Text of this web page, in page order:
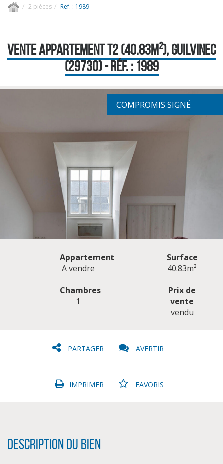
2 pièces Ref. : 1989
VENTE APPARTEMENT T2 (40.83M²), GUILVINEC
(29730) - RÉF. : 1989
COMPROMIS SIGNÉ
Appartement
A vendre
Surface
40.83m²
Chambres
1
Prix de
vente
vendu
PARTAGER AVERTIR
IMPRIMER FAVORIS
Description du bien